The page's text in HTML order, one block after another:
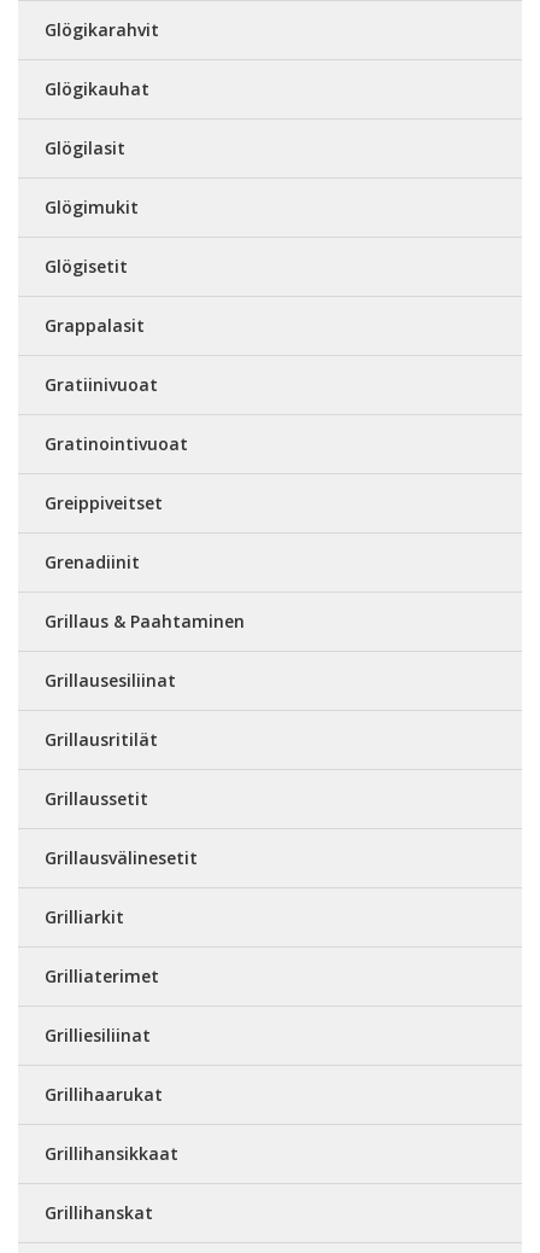
Glögikarahvit
Glögikauhat
Glögilasit
Glögimukit
Glögisetit
Grappalasit
Gratiinivuoat
Gratinointivuoat
Greippiveitset
Grenadiinit
Grillaus & Paahtaminen
Grillausesiliinat
Grillausritilät
Grillaussetit
Grillausvälinesetit
Grilliarkit
Grilliaterimet
Grilliesiliinat
Grillihaarukat
Grillihansikkaat
Grillihanskat